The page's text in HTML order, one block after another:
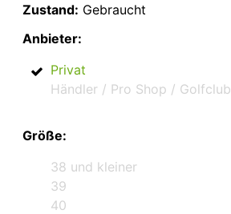
Zustand: Gebraucht
Anbieter:
Privat
Händler / Pro Shop / Golfclub
Größe:
38 und kleiner
39
40